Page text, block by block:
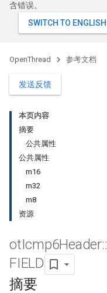
含错误。
OpenThread 参考文档
发送反馈
本页内容
摘要
公共属性
公共属性
m16
m32
m8
资源
otIcmp6Header::
FIELD
摘要